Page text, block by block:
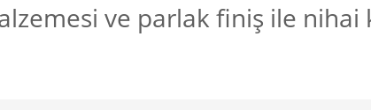
ve parlak finiş ile nihai